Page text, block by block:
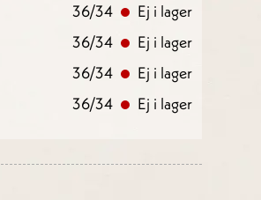
36/34
Ej i lager
36/34
Ej i lager
36/34
Ej i lager
36/34 Ej i lager